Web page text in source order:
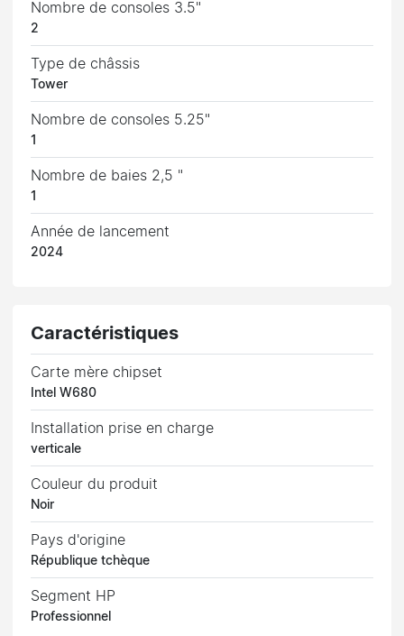
Nombre de consoles 3.5"
2
Type de châssis
Tower
Nombre de consoles 5.25"
1
Nombre de baies 2,5 "
1
Année de lancement
2024
Caractéristiques
Carte mère chipset
Intel W680
Installation prise en charge
verticale
Couleur du produit
Noir
Pays d'origine
République tchèque
Segment HP
Professionnel